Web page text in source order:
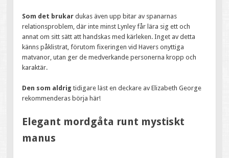
Som det brukardukas även upp bitar av spanarnas
relationsproblem, där inte minst Lynley får lära sig ett och
annat om sitt sätt att handskas med kärleken. Inget av detta
känns påklistrat, förutom fixeringen vid Havers onyttiga
matvanor, utan ger de medverkande personerna kropp och
karaktär.
Den som aldrigtidigare läst en deckare av Elizabeth George
rekommenderas börja här!
Elegant mordgåta runt mystiskt
manus